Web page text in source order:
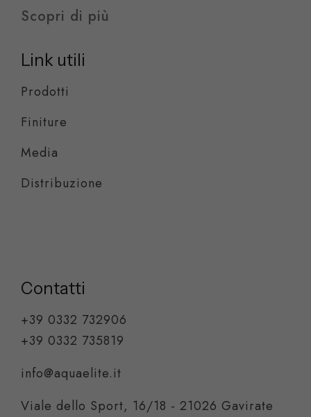
Scopri di più
Link utili
Prodotti
Finiture
Media
Distribuzione
Contatti
+39 0332 732906
+39 0332 735819
info@aquaelite.it
Viale dello Sport, 16/18 - 21026 Gavirate